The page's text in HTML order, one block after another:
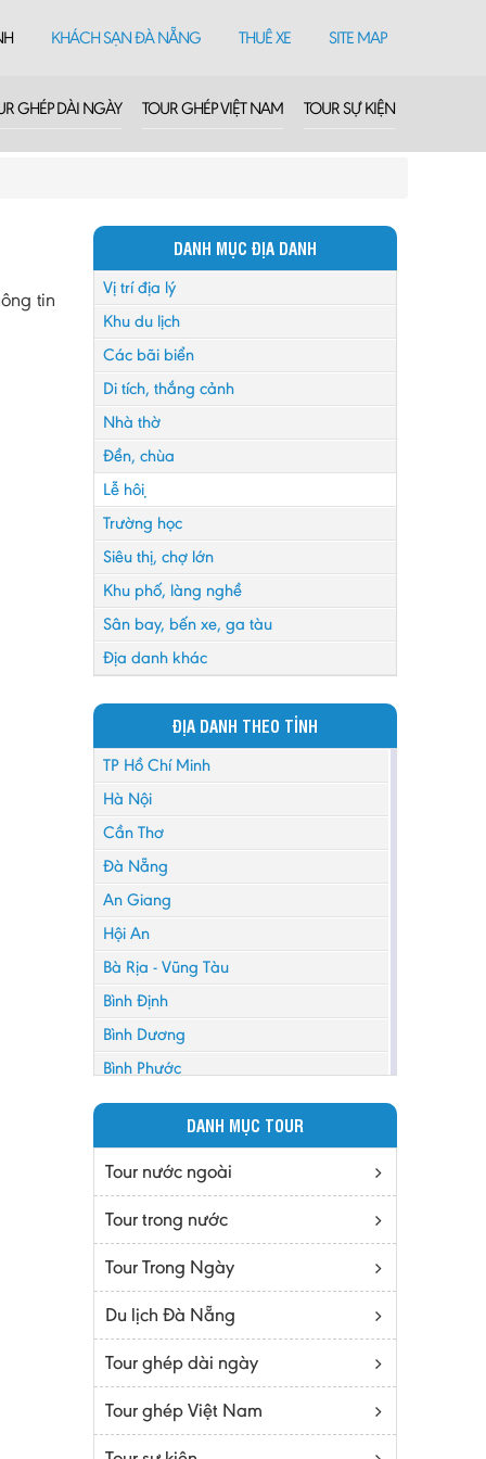
KHÁCH SẠN ĐÀ NẴNG THUÊ XE SITE MAP
GHÉP DÀI NGÀY TOUR GHÉP VIỆT NAM TOUR SỰ KIỆN
tin
DANH MỤC ĐỊA DANH
Vị trí địa lý
Khu du lịch
Các bãi biển
Di tích, thắng cảnh
Nhà thờ
Đền, chùa
Lễ hội
Trường học
Siêu thị, chợ lớn
Khu phố, làng nghề
Sân bay, bến xe, ga tàu
Địa danh khác
ĐỊA DANH THEO TỈNH
TP Hồ Chí Minh
Hà Nội
Cần Thơ
Đà Nẵng
An Giang
Hội An
Bà Rịa - Vũng Tàu
Bình Định
Bình Dương
Bình Phước
Bình Thuận
Bắc Giang
Bắc Ninh
Bến Tre
Cà mau
Cao Bằng
Daknông
Đồng Nai
Đồng Tháp
DANH MỤC TOUR
Tour nước ngoài
Tour trong nước
Tour Trong Ngày
Du lịch Đà Nẵng
Tour ghép dài ngày
Tour ghép Việt Nam